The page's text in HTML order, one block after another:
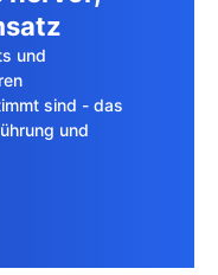
und
sind - das
und